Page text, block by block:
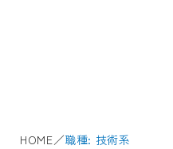
HOME／職種: 技術系